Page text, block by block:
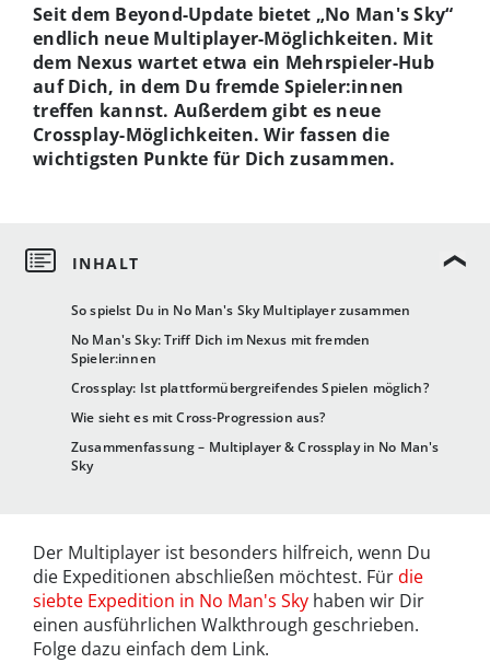
So spielst Du in No Man's Sky Multiplayer zusammen
No Man's Sky: Triff Dich im Nexus mit fremden
Spieler:innen
Crossplay: Ist plattformübergreifendes Spielen möglich?
Wie sieht es mit Cross-Progression aus?
Zusammenfassung – Multiplayer & Crossplay in No Man's
Sky
Seit dem Beyond-Update bietet „No Man's Sky“
endlich neue Multiplayer-Möglichkeiten. Mit
dem Nexus wartet etwa ein Mehrspieler-Hub
auf Dich, in dem Du fremde Spieler:innen
treffen kannst. Außerdem gibt es neue
Crossplay-Möglichkeiten. Wir fassen die
wichtigsten Punkte für Dich zusammen.
Der Multiplayer ist besonders hilfreich, wenn Du
die Expeditionen abschließen möchtest. Fürdie
siebte Expedition in No Man's Sky haben wir Dir
einen ausführlichen Walkthrough geschrieben.
Folge dazu einfach dem Link.